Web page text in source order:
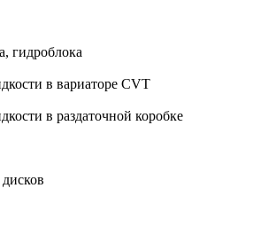
гидроблока
в вариаторе CVT
в раздаточной коробке